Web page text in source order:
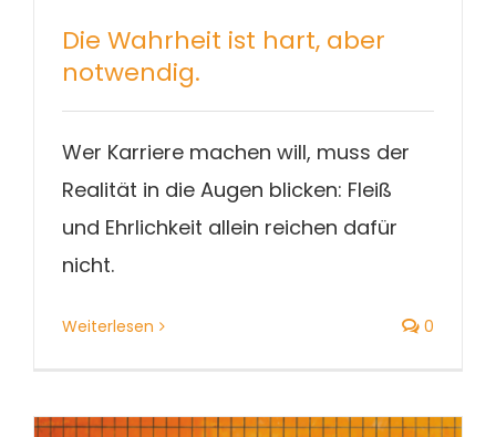
Die Wahrheit ist hart, aber
notwendig.
Wer Karriere machen will, muss der
Realität in die Augen blicken: Fleiß
und Ehrlichkeit allein reichen dafür
nicht.
Weiterlesen 0